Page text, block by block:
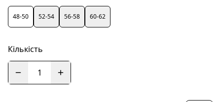
48-50 52-54 56-58 60-62
Кількість
1